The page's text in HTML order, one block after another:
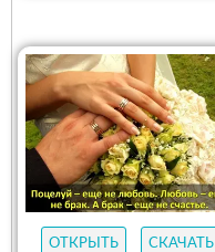
ОТКРЫТЬ СКАЧАТЬ